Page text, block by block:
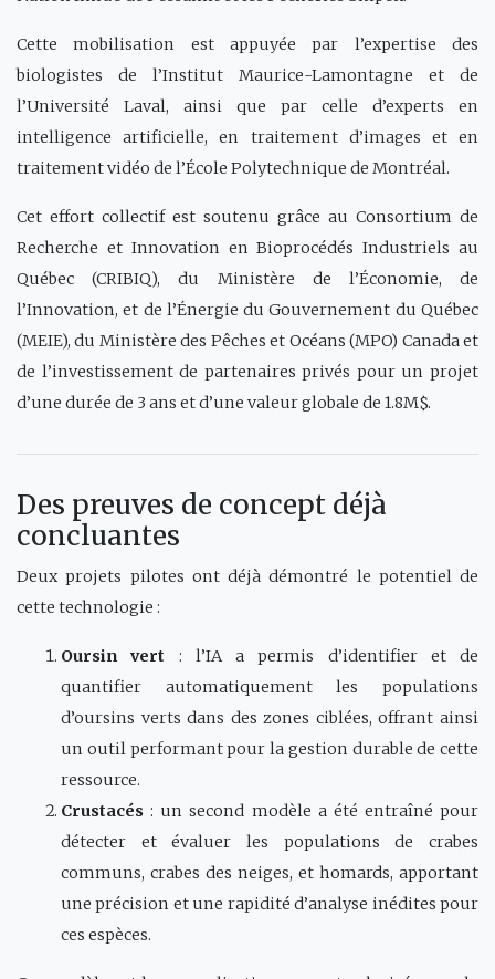
Cette mobilisation est appuyée par l’expertise des
biologistes de l’Institut Maurice-Lamontagne et de
l’Université Laval, ainsi que par celle d’experts en
intelligence artificielle, en traitement d’images et en
traitement vidéo de l’École Polytechnique de Montréal.
Cet effort collectif est soutenu grâce au Consortium de
Recherche et Innovation en Bioprocédés Industriels au
Québec (CRIBIQ), du Ministère de l’Économie, de
l’Innovation, et de l’Énergie du Gouvernement du Québec
(MEIE), du Ministère des Pêches et Océans (MPO) Canada et
de l’investissement de partenaires privés pour un projet
d’une durée de 3 ans et d’une valeur globale de 1.8M$.
Des preuves de concept déjà
concluantes
Deux projets pilotes ont déjà démontré le potentiel de
cette technologie :
Oursin vert : l’IA a permis d’identifier et de
quantifier automatiquement les populations
d’oursins verts dans des zones ciblées, offrant ainsi
un outil performant pour la gestion durable de cette
ressource.
Crustacés : un second modèle a été entraîné pour
détecter et évaluer les populations de crabes
communs, crabes des neiges, et homards, apportant
une précision et une rapidité d’analyse inédites pour
ces espèces.